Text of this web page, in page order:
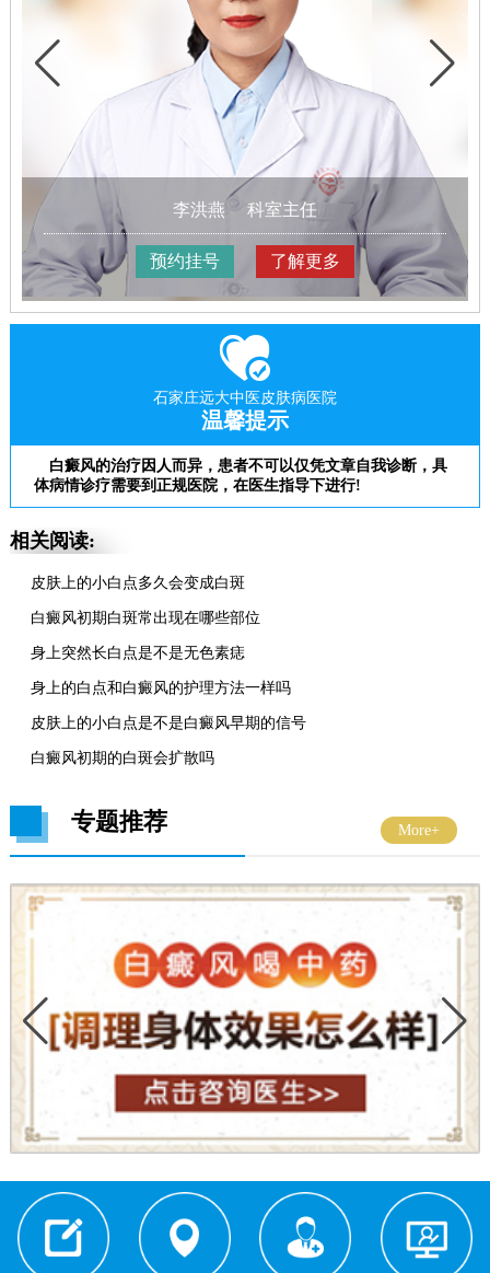
李洪燕 科室主任
预约挂号 了解更多
石家庄远大中医皮肤病医院
温馨提示
白癜风的治疗因人而异，患者不可以仅凭文章自我诊断，具
体病情诊疗需要到正规医院，在医生指导下进行!
相关阅读:
皮肤上的小白点多久会变成白斑
白癜风初期白斑常出现在哪些部位
身上突然长白点是不是无色素痣
身上的白点和白癜风的护理方法一样吗
皮肤上的小白点是不是白癜风早期的信号
白癜风初期的白斑会扩散吗
专题推荐 More+